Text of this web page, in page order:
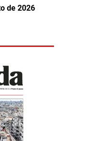
de 2026